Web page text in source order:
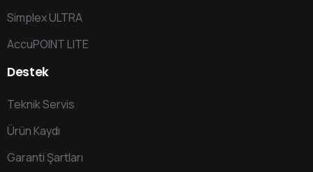
Simplex ULTRA
AccuPOINT LITE
Destek
Teknik Servis
Ürün Kaydı
Garanti Şartları